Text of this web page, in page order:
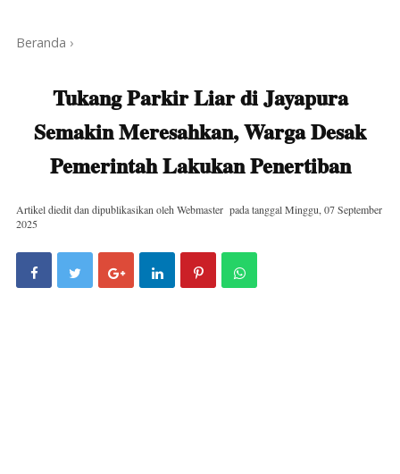
Beranda ›
Tukang Parkir Liar di Jayapura
Semakin Meresahkan, Warga Desak
Pemerintah Lakukan Penertiban
Artikel diedit dan dipublikasikan oleh Webmaster pada tanggalMinggu, 07 September
2025